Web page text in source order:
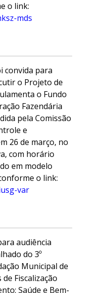
o link:
mds
convida para
o Projeto de
o Fundo
Fazendária
pela Comissão
e
26 de março, no
com horário
em modelo
o link:
var
audiência
do 3º
Municipal de
Fiscalização
Saúde e Bem-